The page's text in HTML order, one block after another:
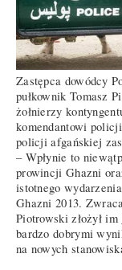
Zastępca dowódcy
pułkownik Tomasz
żołnierzy
komendantowi
policji afgańskiej
– Wpłynie to
prowincji Ghazni
istotnego
Ghazni 2013.
Piotrowski złożył
bardzo dobrymi
na nowych